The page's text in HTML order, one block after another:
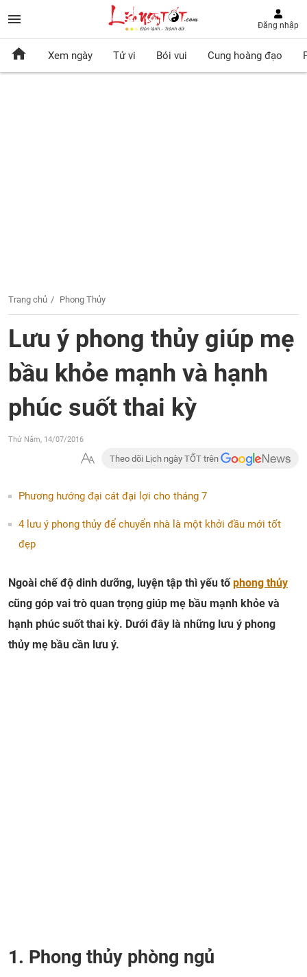
Đăng nhập
Xem ngày Tử vi Bói vui Cung hoàng đạo
Trang chủ Phong Thủy
Lưu ý phong thủy giúp mẹ
bầu khỏe mạnh và hạnh
phúc suốt thai kỳ
Thứ Năm, 14/07/2016
Theo dõi Lịch ngày TỐT trên
Phương hướng đại cát đại lợi cho tháng 7
4 lưu ý phong thủy để chuyển nhà là một khởi đầu mới tốt
đẹp
Ngoài chế độ dinh dưỡng, luyện tập thì yếu tốphong thủy
cũng góp vai trò quan trọng giúp mẹ bầu mạnh khỏe và
hạnh phúc suốt thai kỳ. Dưới đây là những lưu ý phong
thủy mẹ bầu cần lưu ý.
1. Phong thủy phòng ngủ